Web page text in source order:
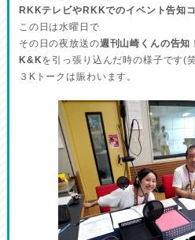
RKKテレビやRKKでのイベント告知
この日は水曜日で
その日の夜放送の週刊山崎くんの告知 ！
K&Kを引っ張り込んだ時の様子です(笑
３Kトークは賑わいます。